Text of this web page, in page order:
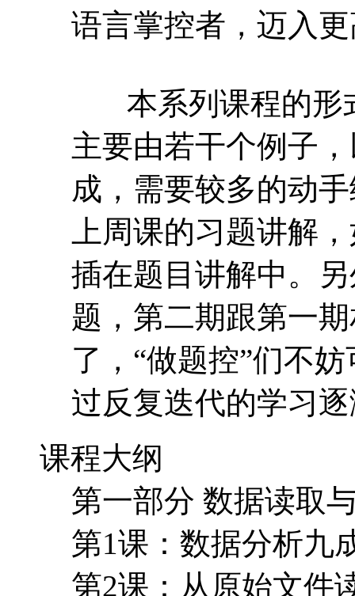
语言掌控者，迈入
本系列课程的形
主要由若干个例子
成，需要较多的动
上周课的习题讲解
插在题目讲解中。
题，第二期跟第一
了，“做题控”们不
过反复迭代的学习
课程大纲
第一部分 数据读取
第1课：数据分析九
第2课：从原始文件